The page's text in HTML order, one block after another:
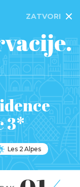
ZATVORI
3*
Les 2 Alpes